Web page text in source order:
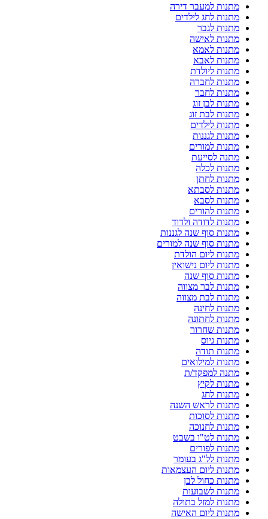
מתנות למעבר דירה
מתנות לחג לילדים
מתנות לגבר
מתנות לאישה
מתנות לאמא
מתנות לאבא
מתנות ליולדת
מתנות לחברה
מתנות לחבר
מתנות לבן זוג
מתנות לבת זוג
מתנות לילדים
מתנות לגננות
מתנות למורים
מתנה לסייעת
מתנות לכלה
מתנות לחתן
מתנות לסבתא
מתנות לסבא
מתנות להורים
מתנות לדודה ולדוד
מתנות סוף שנה לגננות
מתנות סוף שנה למורים
מתנות ליום הולדת
מתנות ליום נישואין
מתנות סוף שנה
מתנות לבר מצווה
מתנות לבת מצווה
מתנות לחינה
מתנות לחתונה
מתנות שחרור
מתנות גיוס
מתנות תודה
מתנות למילואים
מתנה למפקד/ת
מתנות לקיץ
מתנות לחג
מתנות לראש השנה
מתנות לסוכות
מתנות לחנוכה
מתנות לט"ו בשבט
מתנות לפורים
מתנות לל"ג בעומר
מתנות ליום העצמאות
מתנות כחול לבן
מתנות לשבועות
מתנות למזל בתולה
מתנות ליום האישה